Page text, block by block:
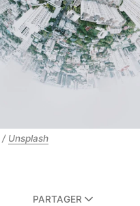
/ Unsplash
PARTAGER